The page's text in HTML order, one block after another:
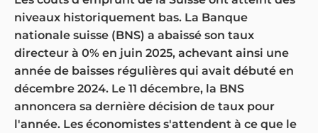
niveaux historiquement bas. La Banque
nationale suisse (BNS) a abaissé son taux
directeur à 0% en juin 2025, achevant ainsi une
année de baisses régulières qui avait débuté en
décembre 2024. Le 11 décembre, la BNS
annoncera sa dernière décision de taux pour
l'année. Les économistes s'attendent à ce que le